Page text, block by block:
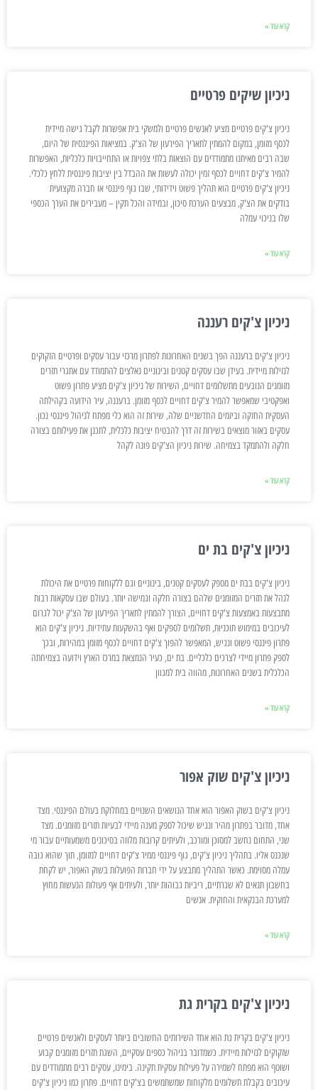
קרא עוד »
ניכיון שיקים פרטיים
ניכיון צ'קים פרטיים מציע לאנשים פרטיים ולמשקי בית אפשרות לקבל גישה מיידית
לכסף מזומן, במקום להמתין לתאריך הפירעון של הצ'ק. במציאות הפיננסית של היום,
שבה רבים מאיתנו מתמודדים עם הוצאות בלתי צפויות או התחייבויות כלכליות, האפשרות
להמיר צ'קים דחויים לכסף זמין יכולה לעשות את ההבדל בין יציבות פיננסית ללחץ כלכלי.
ניכיון צ'קים פרטיים הוא תהליך פשוט וידידותי, שבו גוף פיננסי או חברה מקצועית
בודקים את הצ'ק, מבצעים הערכת סיכון, ובמידה והכל תקין – מעבירים את הערך הכספי
שלו בניכוי עמלה
קרא עוד »
ניכיון צ'קים רעננה
ניכיון צ'קים ברעננה הפך בשנים האחרונות לפתרון מרכזי עבור עסקים ופרטיים הזקוקים
לנזילות מיידית. בעידן שבו עסקים קטנים ובינוניים נאלצים להתמודד עם אתגרי תזרים
מזומנים הנובעים מתשלומים דחויים, השירות של ניכיון צ'קים מציע פתרון פשוט
ואפקטיבי שמאפשר להמיר צ'קים דחויים לכסף מזומן. ברעננה, עיר הידועה בקהילתה
העסקית החזקה וביזמים החדשניים שלה, שירות זה הוא כלי מפתח לניהול פיננסי נכון.
עסקים באזור מוצאים בשירות זה דרך להבטיח יציבות כלכלית, לתכנן את פעילותם בצורה
חלקה ולהתמקד בצמיחה. שירות ניכיון הצ'קים פונה לקהל
קרא עוד »
ניכיון צ'קים בת ים
ניכיון צ'קים בבת ים מספק לעסקים קטנים, בינוניים וגם ללקוחות פרטיים את היכולת
לנהל את תזרים המזומנים שלהם בצורה חלקה וגמישה יותר. בעולם שבו עסקאות רבות
מתבצעות באמצעות צ'קים דחויים, הצורך להמתין לתאריך הפירעון של הצ'ק יכול לגרום
לעיכובים במימוש תוכניות, תשלומים לספקים ואף בהשקעות עתידיות. ניכיון צ'קים הוא
פתרון פיננסי פשוט ונגיש, המאפשר להפוך צ'קים דחויים לכסף מזומן במהירות, ובכך
לספק פתרון מיידי לצרכים כלכליים. בת ים, כעיר הנמצאת במרכז הארץ וידועה בצמיחתה
הכלכלית בשנים האחרונות, מהווה בית למגוון
קרא עוד »
ניכיון צ'קים שוק אפור
ניכיון צ'קים בשוק האפור הוא אחד הנושאים השנויים במחלוקת בעולם הפיננסי. מצד
אחד, מדובר בפתרון מהיר ונגיש שיכול לספק מענה מיידי לבעיות תזרים מזומנים. מצד
שני, התחום נחשב למסוכן ומורכב, ולעיתים קרובות מלווה בסיכונים משמעותיים עבור מי
שנכנס אליו. בתהליך ניכיון צ'קים, גוף פיננסי ממיר צ'קים דחויים למזומן, תוך שהוא גובה
עמלה מסוימת. כאשר התהליך מתבצע על ידי חברות הפועלות בשוק האפור, יש לקחת
בחשבון תנאים לא שגרתיים, ריביות גבוהות יותר, ולעיתים אף פעולות הנעשות מחוץ
למערכת הבנקאית והחוקית. אנשים
קרא עוד »
ניכיון צ'קים בקרית גת
ניכיון צ'קים בקרית גת הוא אחד השירותים החשובים ביותר לעסקים ולאנשים פרטיים
שזקוקים לנזילות מיידית. כשמדובר בניהול כספים עסקיים, השגת תזרים מזומנים קבוע
ושוטף הוא מפתח לשמירה על פעילות עסקית תקינה. בימינו, עסקים רבים מתמודדים עם
עיכובים בקבלת תשלומים מלקוחות שמשתמשים בצ'קים דחויים. פתרון כמו ניכיון צ'קים